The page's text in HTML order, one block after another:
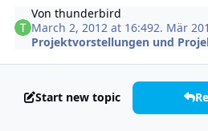
Vonthunderbird
March 2, 2012 at 16:492. Mär
Projektvorstellungen und
Start new topic